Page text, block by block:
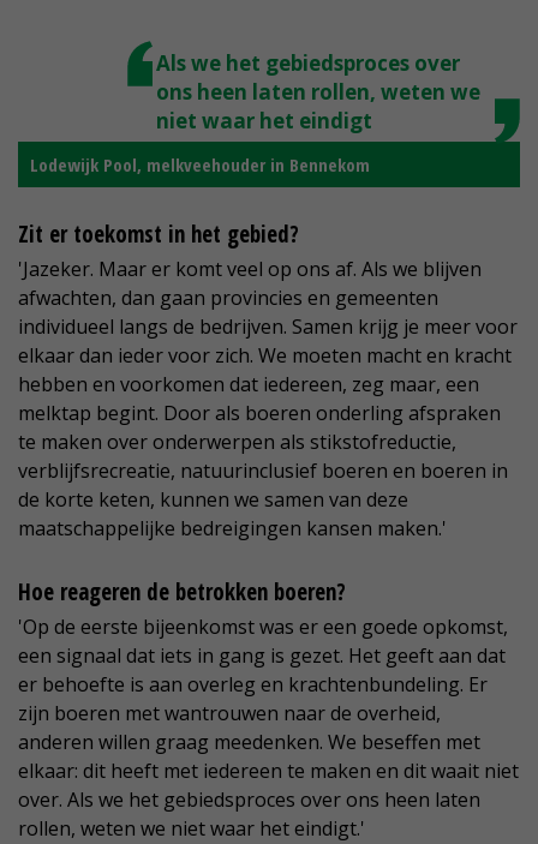
Als we het gebiedsproces over
ons heen laten rollen, weten we
niet waar het eindigt
Lodewijk Pool, melkveehouder in Bennekom
Zit er toekomst in het gebied?
'Jazeker. Maar er komt veel op ons af. Als we blijven
afwachten, dan gaan provincies en gemeenten
individueel langs de bedrijven. Samen krijg je meer voor
elkaar dan ieder voor zich. We moeten macht en kracht
hebben en voorkomen dat iedereen, zeg maar, een
melktap begint. Door als boeren onderling afspraken
te maken over onderwerpen als stikstofreductie,
verblijfsrecreatie, natuurinclusief boeren en boeren in
de korte keten, kunnen we samen van deze
maatschappelijke bedreigingen kansen maken.'
Hoe reageren de betrokken boeren?
'Op de eerste bijeenkomst was er een goede opkomst,
een signaal dat iets in gang is gezet. Het geeft aan dat
er behoefte is aan overleg en krachtenbundeling. Er
zijn boeren met wantrouwen naar de overheid,
anderen willen graag meedenken. We beseffen met
elkaar: dit heeft met iedereen te maken en dit waait niet
over. Als we het gebiedsproces over ons heen laten
rollen, weten we niet waar het eindigt.'